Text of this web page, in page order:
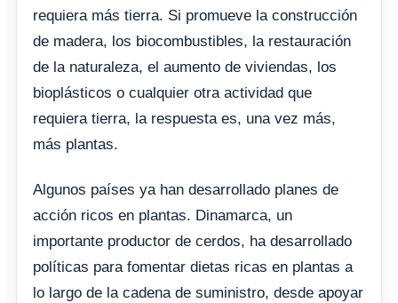
requiera más tierra. Si promueve la construcción
de madera, los biocombustibles, la restauración
de la naturaleza, el aumento de viviendas, los
bioplásticos o cualquier otra actividad que
requiera tierra, la respuesta es, una vez más,
más plantas.
Algunos países ya han desarrollado planes de
acción ricos en plantas. Dinamarca, un
importante productor de cerdos, ha desarrollado
políticas para fomentar dietas ricas en plantas a
lo largo de la cadena de suministro, desde apoyar